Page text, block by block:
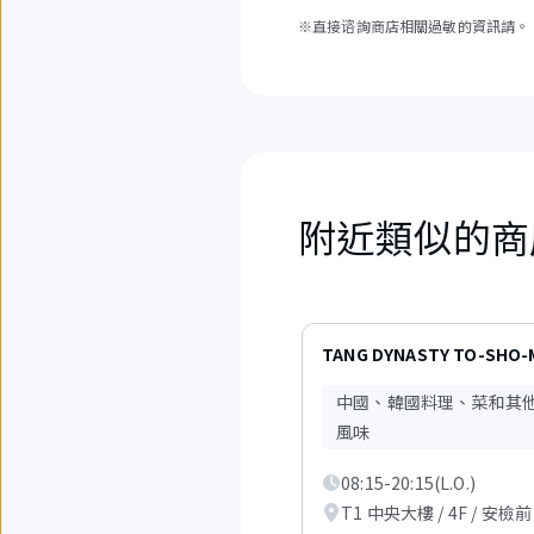
※直接谘詢商店相關過敏的資訊請。
附近類似的
1
TANG DYNASTY TO-SHO-
中國、韓國料理、菜和其
風味
08:15-20:15(L.O.)
T1 中央大樓 / 4F / 安檢前